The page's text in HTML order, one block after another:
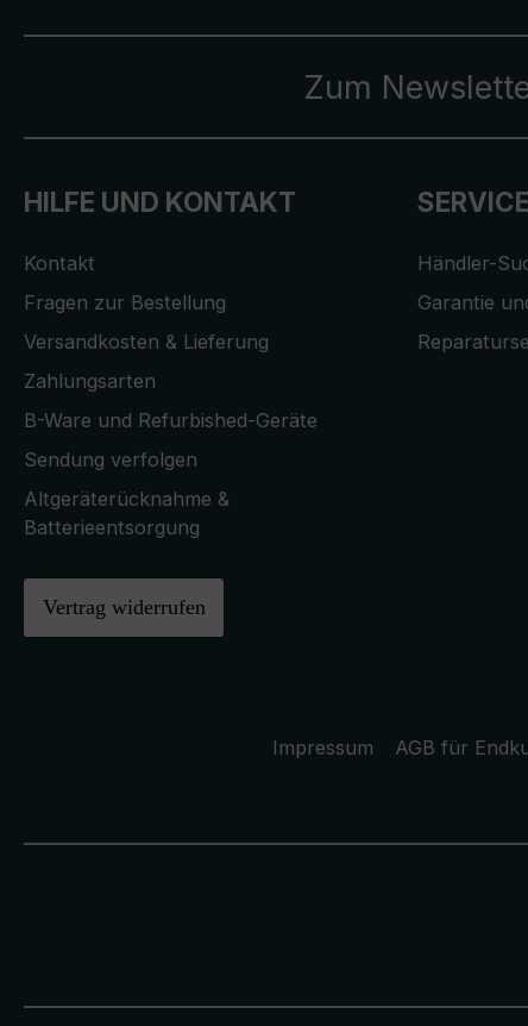
Zum
HILFE UND KONTAKT
Kontakt
Fragen zur Bestellung
Versandkosten & Lieferung
Zahlungsarten
B-Ware und Refurbished-Geräte
Sendung verfolgen
Altgeräterücknahme &
Batterieentsorgung
Vertrag widerrufen
SERVICE
Händler-
Garantie
Impressum AGB für